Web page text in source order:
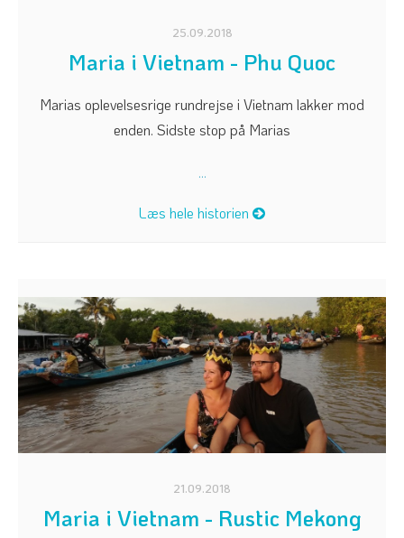
25.09.2018
Maria i Vietnam - Phu Quoc
Marias oplevelsesrige rundrejse i Vietnam lakker mod
enden. Sidste stop på Marias
...
Læs hele historien
21.09.2018
Maria i Vietnam - Rustic Mekong